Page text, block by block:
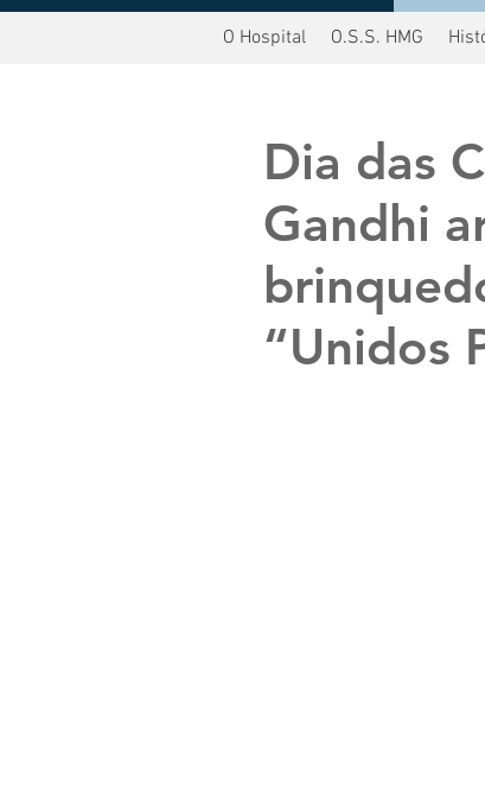
O Hospital O.S.S. HMG
Dia das
Gandhi
“Unidos